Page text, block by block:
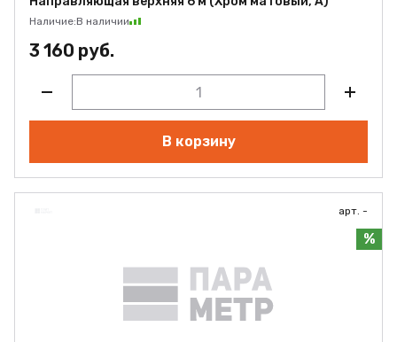
Наличие:В наличии
3 160 руб.
В корзину
арт. -
%